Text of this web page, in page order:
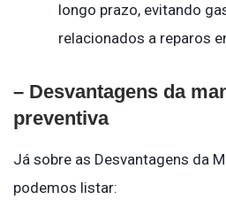
longo prazo, evitando
relacionados a reparos
– Desvantagens da
preventiva
Já sobre as Desvantagens da
podemos listar: